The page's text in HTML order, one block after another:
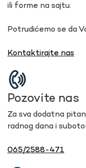
ili forme na sajtu.
Potrudićemo se da
Kontaktirajte nas
Pozovite nas
Za sva dodatna
radnog dana i
065/2588-471